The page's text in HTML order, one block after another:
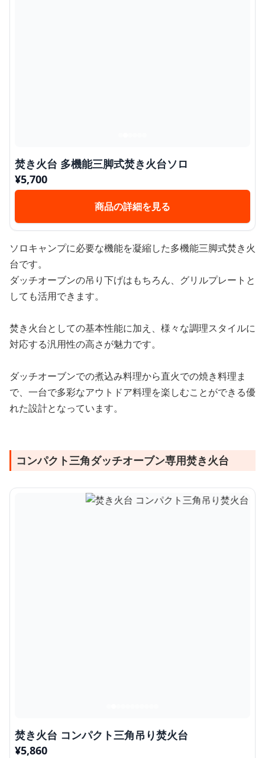
焚き火台 多機能三脚式焚き火台ソロ
¥5,700
商品の詳細を見る
ソロキャンプに必要な機能を凝縮した多機能三脚式焚き火
台です。
ダッチオーブンの吊り下げはもちろん、グリルプレートと
しても活用できます。
焚き火台としての基本性能に加え、様々な調理スタイルに
対応する汎用性の高さが魅力です。
ダッチオーブンでの煮込み料理から直火での焼き料理ま
で、一台で多彩なアウトドア料理を楽しむことができる優
れた設計となっています。
コンパクト三角ダッチオーブン専用焚き火台
焚き火台 コンパクト三角吊り焚火台
¥5,860